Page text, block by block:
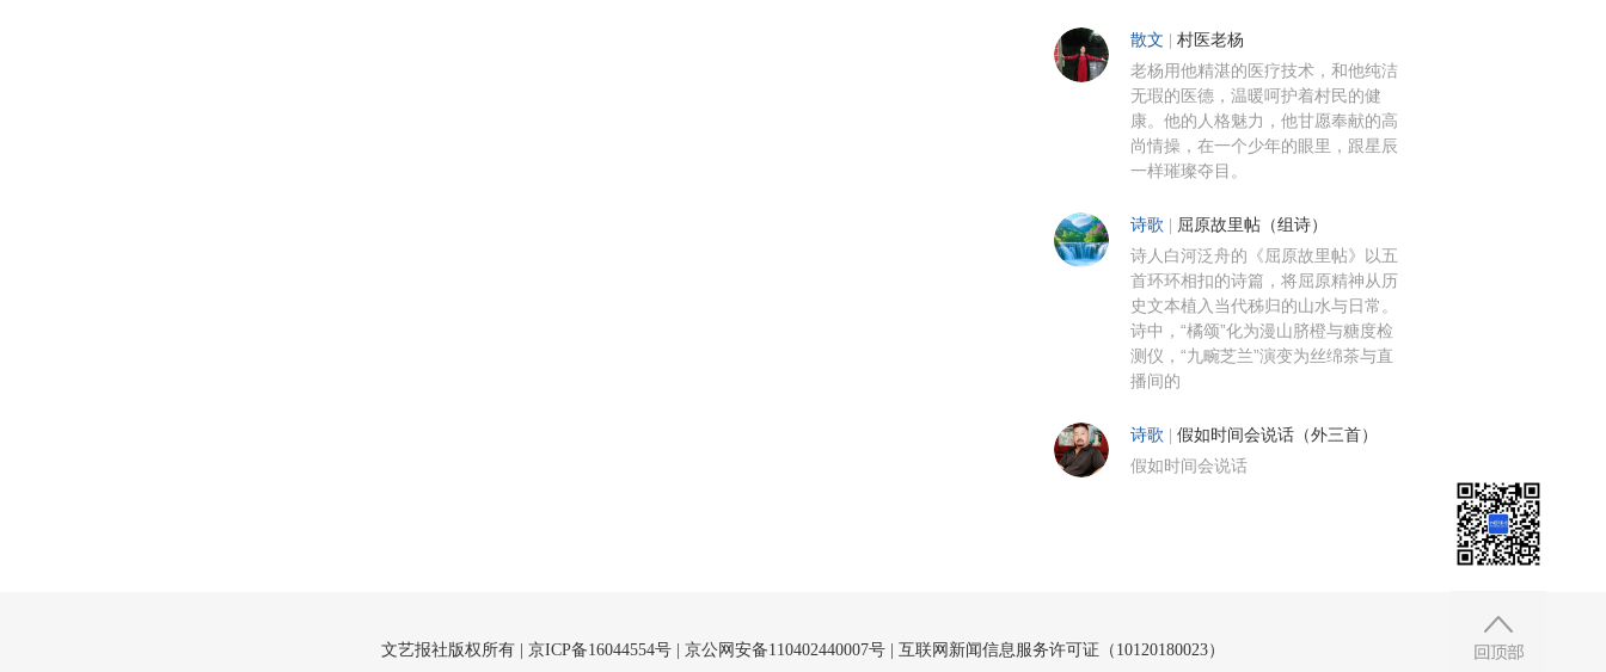
散文 村医老杨
老杨用他精湛的医疗技术，和他纯洁
无瑕的医德，温暖呵护着村民的健
康。他的人格魅力，他甘愿奉献的高
尚情操，在一个少年的眼里，跟星辰
一样璀璨夺目。
诗歌 屈原故里帖（组诗）
诗人白河泛舟的《屈原故里帖》以五
首环环相扣的诗篇，将屈原精神从历
史文本植入当代秭归的山水与日常。
诗中，“橘颂”化为漫山脐橙与糖度检
测仪，“九畹芝兰”演变为丝绵茶与直
播间的
诗歌 假如时间会说话（外三首）
假如时间会说话
文艺报社版权所有 | 京ICP备16044554号 | 京公网安备110402440007号 | 互联网新闻信息服务许可证（10120180023）